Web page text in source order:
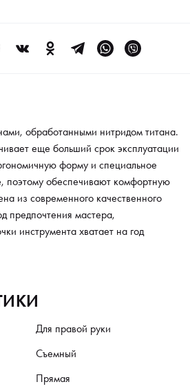
обработанными нитридом титана.
еще больший срок эксплуатации
форму и специальное
поэтому обеспечивают комфортную
из современного качественного
предпочтения мастера,
инструмента хватает на год
Для правой руки
Съемный
Прямая